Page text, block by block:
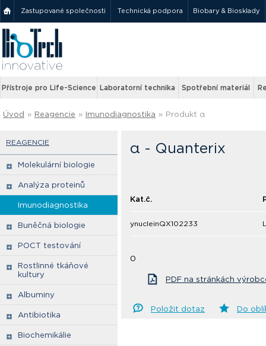
Zastupované společnosti Technická podpora Biobary & Biosklady
Přístroje pro Life-Science Laboratorní technika Spotřební materiál
Úvod » Reagencie » Imunodiagnostika » Produkt α
REAGENCIE
Molekulární biologie
Analýza proteinů
Imunodiagnostika
Buněčná biologie
POCT testování
Rostlinné tkáňové
kultury
Albuminy
Antibiotika
Biochemikálie
α - Quanterix
Kat.č.
ynucleinQX102233
0
PDF na stránkách
Položit dotaz Do